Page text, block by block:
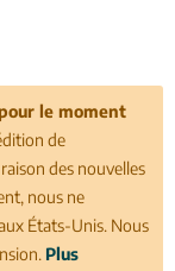
le moment
de
des nouvelles
nous ne
États-Unis. Nous
Plus